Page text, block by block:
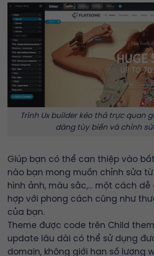
Trình Ux builder kéo thả trực quan
dàng tùy biến và chỉnh
Giúp bạn có thể can thiệp vào
nào bạn mong muốn chỉnh sửa
hình ảnh, màu sắc,… một cách dễ
hợp với phong cách cũng như
của bạn.
Theme được code trên Child
update lâu dài có thể sử dụng
domain, không giới hạn số lượng